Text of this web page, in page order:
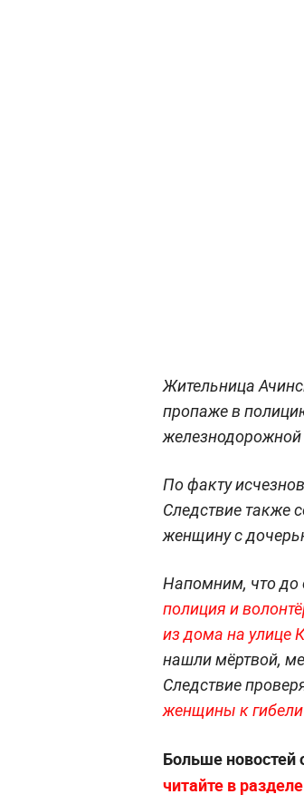
Жительница
пропаже в
железнодорожной
По факту
Следствие также
женщину с
Напомним, что до
полиция и
из дома на улице
нашли мёртвой,
Следствие
женщины к гибели
Больше новостей
читайте в